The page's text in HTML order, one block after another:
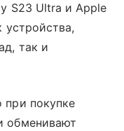
S23 Ultra и Apple
устройства,
так и
при покупке
обменивают